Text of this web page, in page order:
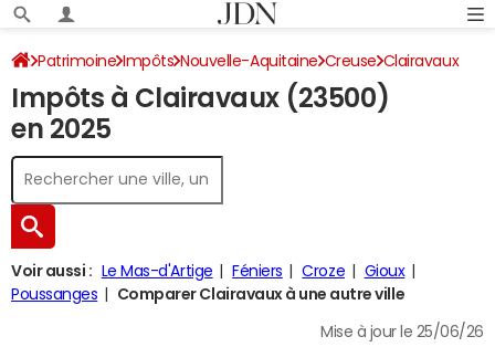
Patrimoine Impôts Nouvelle-Aquitaine Creuse Clairavaux
Impôt sur le revenu
Impôts à Clairavaux (23500)
en 2025
Voir aussi : Le Mas-d'Artige Féniers Croze
Gioux
Poussanges
Comparer Clairavaux à une autre ville
Mise à jour le 25/06/26